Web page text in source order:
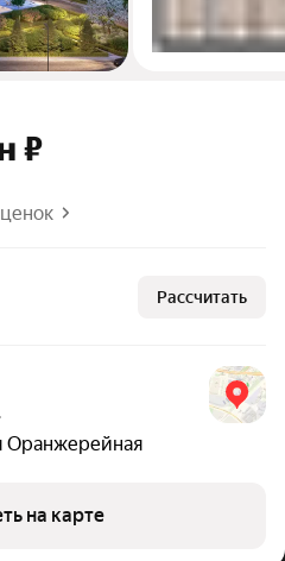
4
₽
Рассчитать
Оранжерейная
на карте